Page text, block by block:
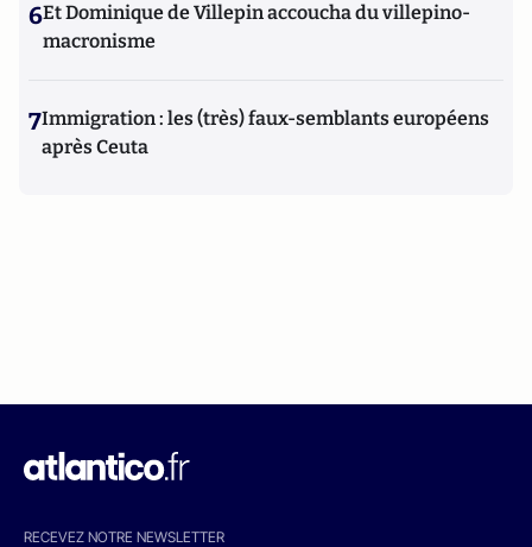
6Et Dominique de Villepin accoucha du villepino-
macronisme
7Immigration : les (très) faux-semblants européens
après Ceuta
RECEVEZ NOTRE NEWSLETTER